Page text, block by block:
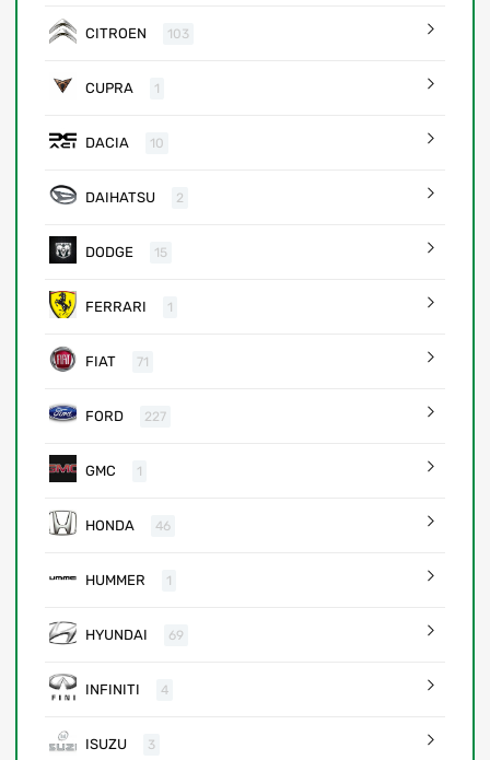
CITROEN 103
CUPRA 1
DACIA 10
DAIHATSU 2
DODGE 15
FERRARI 1
FIAT 71
FORD 227
GMC 1
HONDA 46
HUMMER 1
HYUNDAI 69
INFINITI 4
ISUZU 3